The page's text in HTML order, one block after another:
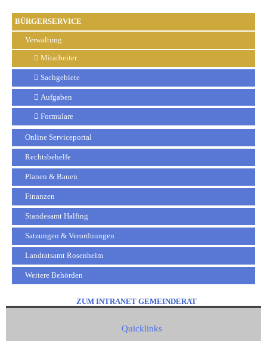
BÜRGERSERVICE
Verwaltung
Mitarbeiter
Sachgebiete
Aufgaben
Formulare
Online Serviceportal
Rechtsbehelfe
Planen & Bauen
Finanzen
Standesamt Halfing
Satzungen & Verordnungen
Landratsamt Rosenheim
Weitere Behörden
ZUM INTRANET GEMEINDERAT
Quicklinks